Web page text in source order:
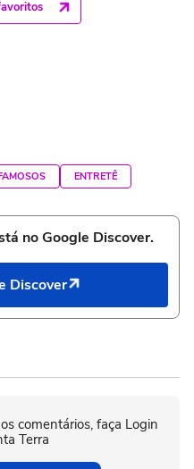
ENTRETÊ
no Google Discover.
Discover
comentários, faça Login
Terra